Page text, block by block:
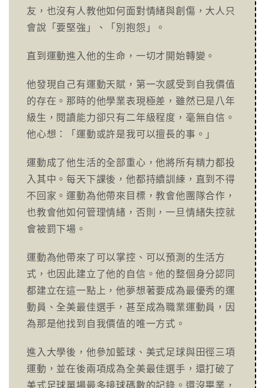
友，也沒有人教他如何面對情緒與創傷，大人只
會說「要堅強」、「別抱怨」。
直到運動進入他的生命，一切才開始轉變。
他發現自己有運動天賦，第一次感受到自我價值
的存在。那時的他學業表現極差，雖然已是八年
級生，閱讀能力卻只有二年級程度，毫無自信。
他心想：「運動或許是我可以擅長的事。」
運動成了他生活的全部重心，他將所有精力都投
入其中。每天下課後，他都持續訓練，直到不得
不回家。運動為他帶來目標，教會他團隊合作，
也教會他如何管理情緒，否則，一旦情緒失控就
會被罰下場。
運動為他帶來了可以掌控、可以預測的生活方
式，也因此建立了他的自信。他的整個身分認同
都建立在這一點上，他夢想著要成為最優秀的運
動員、全美最佳選手，甚至成為職業運動員，因
為那是他找到自我價值的唯一方式。
進入大學後，他參加籃球、美式足球與田徑三項
運動，並在後兩項成為全美最佳選手，還打破了
美式足球單場最多接球碼數的記錄。還沒畢業，